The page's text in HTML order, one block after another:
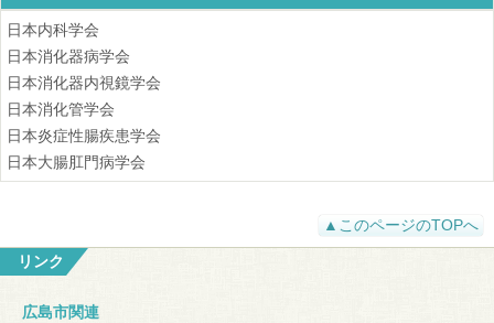
日本内科学会
日本消化器病学会
日本消化器内視鏡学会
日本消化管学会
日本炎症性腸疾患学会
日本大腸肛門病学会
▲このページのTOPへ
リンク
広島市関連